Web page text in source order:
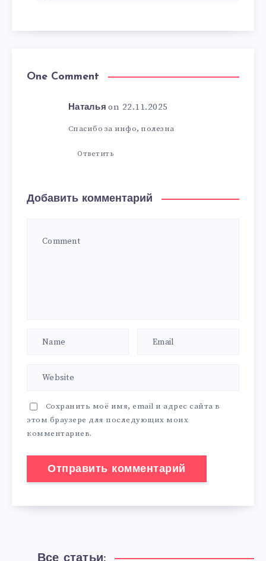
One Comment
Наталья on 22.11.2025
Спасибо за инфо, полезна
Ответить
Добавить комментарий
Сохранить моё имя, email и адрес сайта в
этом браузере для последующих моих
комментариев.